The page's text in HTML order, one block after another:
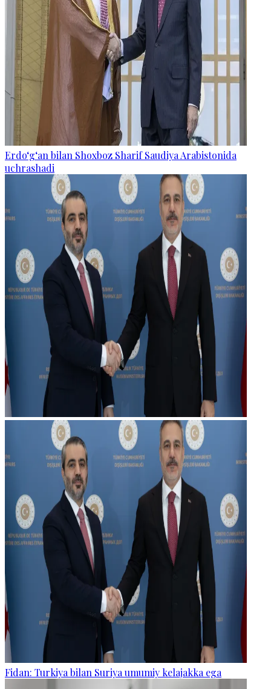
Erdo‘g‘an bilan Shoxboz Sharif Saudiya Arabistonida
uchrashadi
Fidan: Turkiya bilan Suriya umumiy kelajakka ega